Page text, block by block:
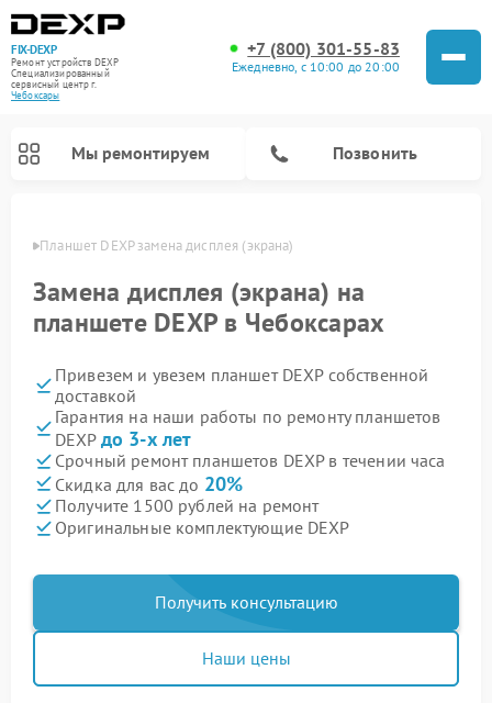
FIX-DEXP
Ремонт устройств DEXP
Специализированный
cервисный центр г.
Чебоксары
+7 (800) 301-55-83
Ежедневно, с 10:00 до 20:00
Мы ремонтируем Позвонить
Планшет DEXP замена дисплея (экрана)
Замена дисплея (экрана) на
планшете DEXP в Чебоксарах
Привезем и увезем планшет DEXP собственной
доставкой
Гарантия на наши работы по ремонту планшетов
DEXP до 3-х лет
Срочный ремонт планшетов DEXP в течении часа
Скидка для вас до 20%
Получите 1500 рублей на ремонт
Оригинальные комплектующие DEXP
Получить консультацию
Наши цены